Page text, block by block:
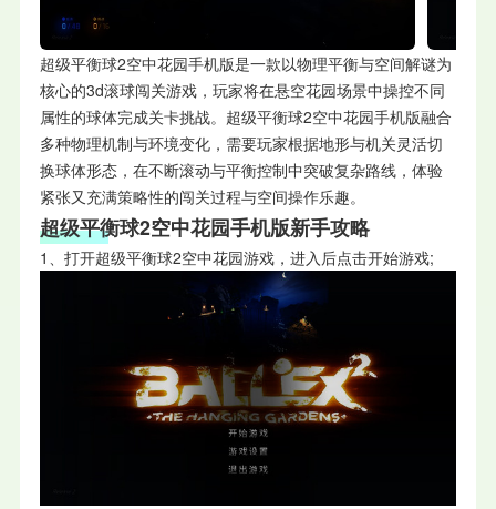
超级平衡球2空中花园手机版是一款以物理平衡与空间解谜为
核心的3d滚球闯关游戏，玩家将在悬空花园场景中操控不同
属性的球体完成关卡挑战。超级平衡球2空中花园手机版融合
多种物理机制与环境变化，需要玩家根据地形与机关灵活切
换球体形态，在不断滚动与平衡控制中突破复杂路线，体验
紧张又充满策略性的闯关过程与空间操作乐趣。
超级平衡球2空中花园手机版新手攻略
1、打开超级平衡球2空中花园游戏，进入后点击开始游戏;